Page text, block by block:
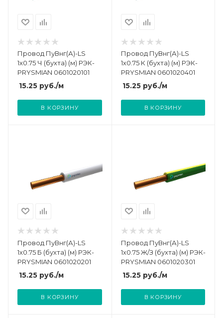
Провод ПуВнг(А)-LS
1х0.75 Ч (бухта) (м) РЭК-
PRYSMIAN 0601020101
15.25 руб./м
В КОРЗИНУ
Провод ПуВнг(А)-LS
1х0.75 К (бухта) (м) РЭК-
PRYSMIAN 0601020401
15.25руб./м
В КОРЗИНУ
Провод ПуВнг(А)-LS
1х0.75 Б (бухта) (м) РЭК-
PRYSMIAN 0601020201
15.25 руб./м
В КОРЗИНУ
Провод ПуВнг(А)-LS
1х0.75 Ж/З (бухта) (м) РЭК-
PRYSMIAN 0601020301
15.25руб./м
В КОРЗИНУ